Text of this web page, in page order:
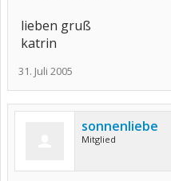
lieben gruß
katrin
31. Juli 2005
sonnenliebe
Mitglied